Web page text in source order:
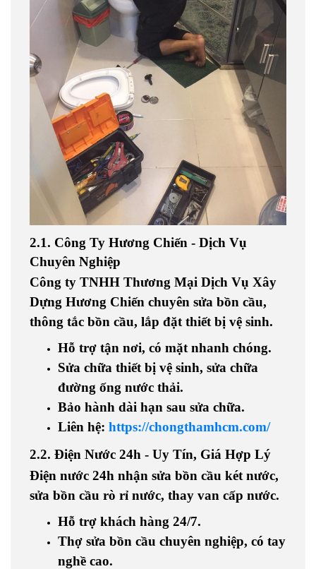
2.1. Công Ty Hương Chiến - Dịch Vụ
Chuyên Nghiệp
Công ty TNHH Thương Mại Dịch Vụ Xây
Dựng Hương Chiến chuyên sửa bồn cầu,
thông tắc bồn cầu, lắp đặt thiết bị vệ sinh.
Hỗ trợ tận nơi, có mặt nhanh chóng.
Sửa chữa thiết bị vệ sinh, sửa chữa
đường ống nước thải.
Bảo hành dài hạn sau sửa chữa.
Liên hệ: https://chongthamhcm.com/
2.2. Điện Nước 24h - Uy Tín, Giá Hợp Lý
Điện nước 24h nhận sửa bồn cầu két nước,
sửa bồn cầu rò rỉ nước, thay van cấp nước.
Hỗ trợ khách hàng 24/7.
Thợ sửa bồn cầu chuyên nghiệp, có tay
nghề cao.